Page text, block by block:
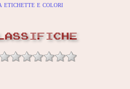
etichette e colori